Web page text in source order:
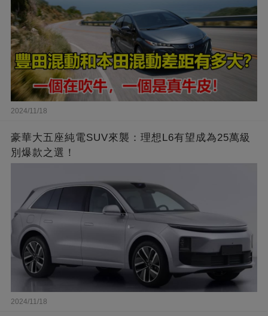
2024/11/18
豪華大五座純電SUV來襲：理想L6有望成為25萬級
別爆款之選！
2024/11/18